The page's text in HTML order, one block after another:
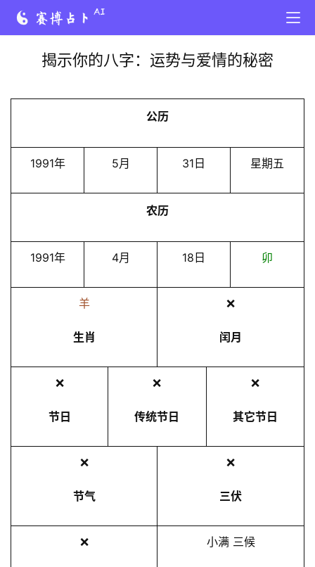
揭示你的八字：运势与爱情的秘密
公历
1991年 5月 31日 星期五
农历
1991年 4月 18日 卯
羊
生肖
❌
闰月
❌
节日
❌
传统节日
❌
其它节日
❌
节气
❌
三伏
❌ 小满 三候